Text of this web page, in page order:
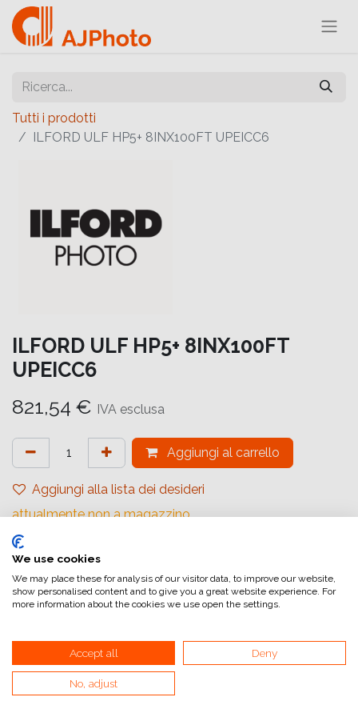
Tutti i prodotti
ILFORD ULF HP5+ 8INX100FT UPEICC6
ILFORD ULF HP5+ 8INX100FT
UPEICC6
821,54 € IVA esclusa
Aggiungi al carrello
Aggiungi alla lista dei desideri
attualmente non a magazzino
Riferimento interno:
Collegamenti utili
Home
We use cookies
We may place these for analysis of our visitor data, to improve our website,
show personalised content and to give you a great website experience. For
more information about the cookies we use open the settings.
Accept all Deny
No, adjust